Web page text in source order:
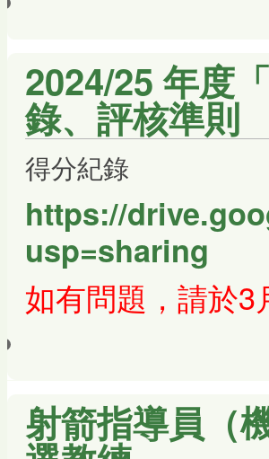
2024/25 年度
錄、評核準則
得分紀錄
https://
usp=sharing
如有問題，請於
射箭指導員（